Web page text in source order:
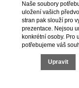
Naše soubory
uložení vašich
stran pak slouží pro
prezentace. Nejsou
konkrétní osoby. Pro
potřebujeme váš
Upravit